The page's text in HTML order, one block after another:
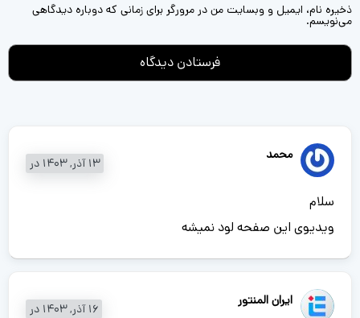
محمد
13 آذر, 1403 در
سلام
ویدیوی این صفحه لود نمیشه
ایران المنتور
16 آذر, 1403 در
ذخیره نام، ایمیل و وبسایت من در مرورگر برای زمانی که دوباره دیدگاهی
می‌نویسم.